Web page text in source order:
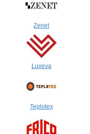
Zenet
Luxeva
Teplotex